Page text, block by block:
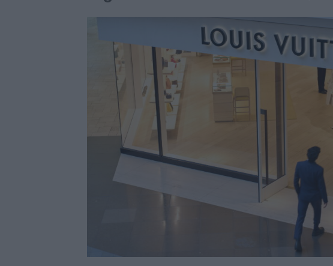
Il gruppo guidato da Bernard
registrato un fatturato da 20,3